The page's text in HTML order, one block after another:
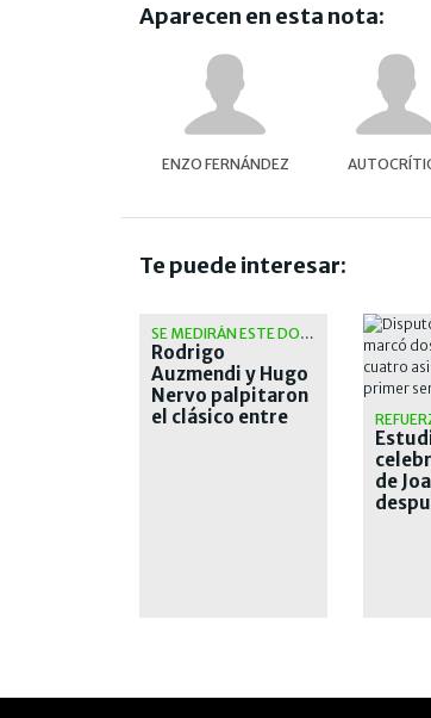
Aparecen en esta nota:
ENZO FERNÁNDEZ
Te puede interesar:
SE MEDIRÁN ESTE DOMINGO
Rodrigo
Auzmendi y Hugo
Nervo palpitaron
el clásico entre
de